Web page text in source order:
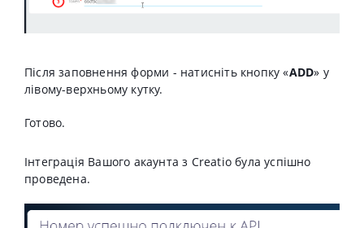
Після заповнення форми - натисніть кнопку «ADD» у
лівому-верхньому кутку.
Готово.
Інтеграція Вашого акаунта з Creatio була успішно
проведена.